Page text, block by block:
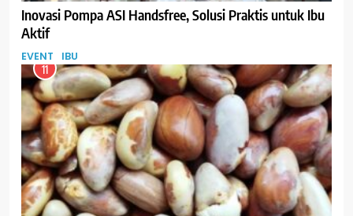
Inovasi Pompa ASI Handsfree, Solusi Praktis untuk Ibu
Aktif
EVENT IBU
11